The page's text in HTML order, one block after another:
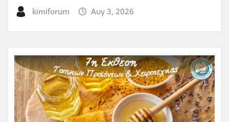
kimiforum Αυγ 3, 2026